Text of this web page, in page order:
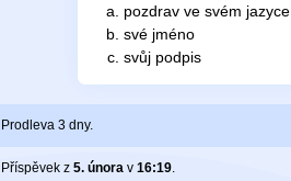
pozdrav ve svém jazyce
své jméno
svůj podpis
Prodleva 3 dny.
Příspěvek z 5. února v 16:19.